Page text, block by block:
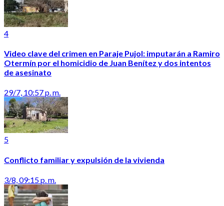
4
Video clave del crimen en Paraje Pujol: imputarán a Ramiro
Otermín por el homicidio de Juan Benítez y dos intentos
de asesinato
29/7, 10:57 p. m.
5
Conflicto familiar y expulsión de la vivienda
3/8, 09:15 p. m.